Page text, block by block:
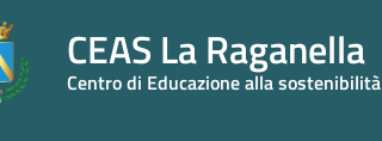
CEAS La Raganella
Centro di Educazione alla sostenibilità